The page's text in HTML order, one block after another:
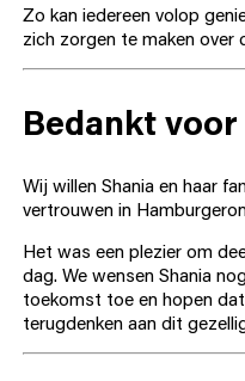
Zo kan iedereen volop
zich zorgen te maken over
Bedankt
Wij willen Shania en haar
vertrouwen in
Het was een plezier om
dag. We wensen Shania
toekomst toe en hopen
terugdenken aan dit